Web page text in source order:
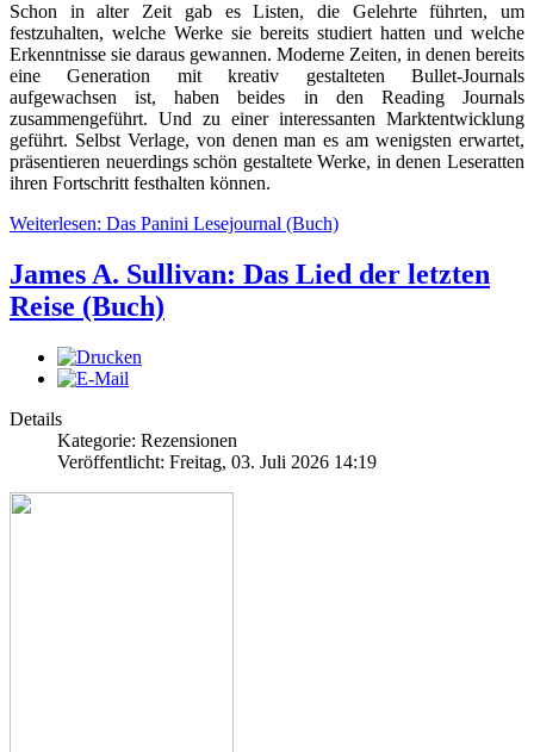
Schon in alter Zeit gab es Listen, die Gelehrte führten, um
festzuhalten, welche Werke sie bereits studiert hatten und welche
Erkenntnisse sie daraus gewannen. Moderne Zeiten, in denen bereits
eine Generation mit kreativ gestalteten Bullet-Journals
aufgewachsen ist, haben beides in den Reading Journals
zusammengeführt. Und zu einer interessanten Marktentwicklung
geführt. Selbst Verlage, von denen man es am wenigsten erwartet,
präsentieren neuerdings schön gestaltete Werke, in denen Leseratten
ihren Fortschritt festhalten können.
Weiterlesen: Das Panini Lesejournal (Buch)
James A. Sullivan: Das Lied der letzten
Reise (Buch)
Details
Kategorie: Rezensionen
Veröffentlicht: Freitag, 03. Juli 2026 14:19